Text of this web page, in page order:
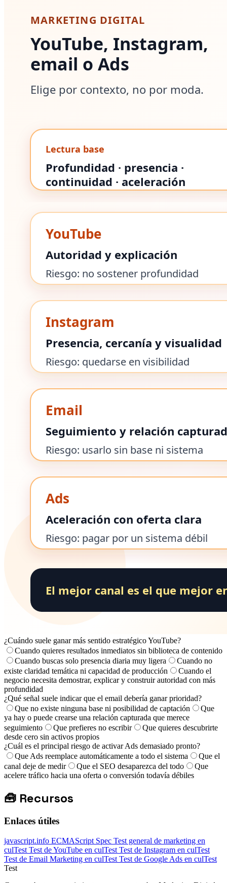
¿Cuándo suele ganar más sentido estratégico YouTube?
Cuando quieres resultados inmediatos sin biblioteca de contenido
Cuando buscas solo presencia diaria muy ligera
Cuando no
existe claridad temática ni capacidad de producción
Cuando el
negocio necesita demostrar, explicar y construir autoridad con más
profundidad
¿Qué señal suele indicar que el email debería ganar prioridad?
Que no existe ninguna base ni posibilidad de captación
Que
ya hay o puede crearse una relación capturada que merece
seguimiento
Que prefieres no escribir
Que quieres descubrirte
desde cero sin activos propios
¿Cuál es el principal riesgo de activar Ads demasiado pronto?
Que Ads reemplace automáticamente a todo el sistema
Que el
canal deje de medir
Que el SEO desaparezca del todo
Que
acelere tráfico hacia una oferta o conversión todavía débiles
🧰 Recursos
Enlaces útiles
javascript.info ECMAScript Spec Test general de marketing en
culTest Test de YouTube en culTest Test de Instagram en culTest
Test de Email Marketing en culTest Test de Google Ads en culTest
Test